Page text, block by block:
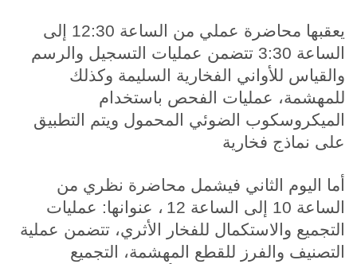
يعقبها محاضرة عملي من الساعة 12:30 إلى
الساعة 3:30 تتضمن عمليات التسجيل والرسم
والقياس للأواني الفخارية السليمة وكذلك
للمهشمة، عمليات الفحص باستخدام
الميكروسكوب الضوئي المحمول ويتم التطبيق
على نماذج فخارية
أما اليوم الثاني فيشمل محاضرة نظري من
الساعة 10 إلى الساعة 12
، عنوانها: عمليات
التجميع والاستكمال للفخار الأثري، تتضمن عملية
التصنيف والفرز للقطع المهشمة، التجميع